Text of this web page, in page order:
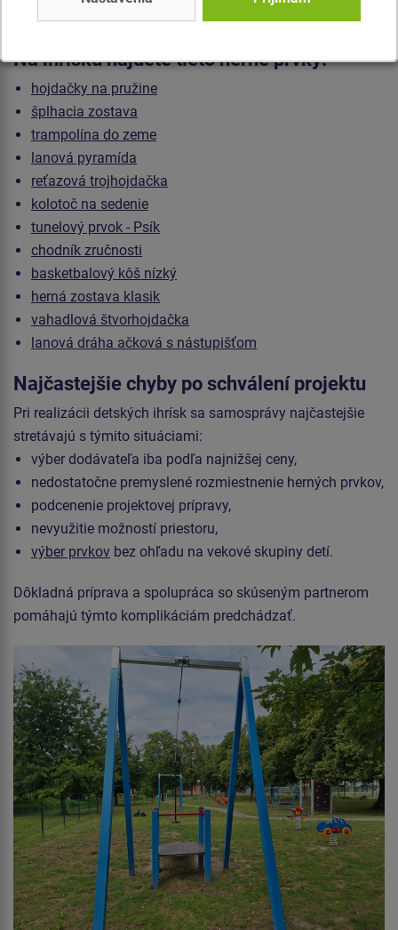
Na ihrisku nájdete tieto herné prvky:
hojdačky na pružine
šplhacia zostava
trampolína do zeme
lanová pyramída
reťazová trojhojdačka
kolotoč na sedenie
tunelový prvok - Psík
chodník zručnosti
basketbalový kôš nízký
herná zostava klasik
vahadlová štvorhojdačka
lanová dráha ačková s nástupišťom
Najčastejšie chyby po schválení projektu
Pri realizácii detských ihrísk sa samosprávy najčastejšie
stretávajú s týmito situáciami:
výber dodávateľa iba podľa najnižšej ceny,
nedostatočne premyslené rozmiestnenie herných prvkov,
podcenenie projektovej prípravy,
nevyužitie možností priestoru,
výber prvkov bez ohľadu na vekové skupiny detí.
Dôkladná príprava a spolupráca so skúseným partnerom
pomáhajú týmto komplikáciám predchádzať.